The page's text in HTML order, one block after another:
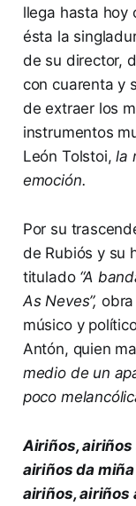
llega hasta hoy
ésta la
de su director,
con cuarenta y
de extraer los
instrumentos
León Tolstoi,la
emoción.
Por su
de Rubiós y su
titulado “A
As Neves”,
músico y
Antón, quien
medio de un
poco
Airiños, airiños
airiños da
airiños, airiños